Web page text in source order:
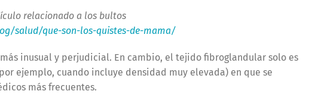
relacionado a los bultos
salud/que-son-los-quistes-de-mama/
inusual y perjudicial. En cambio, el tejido fibroglandular solo es
ejemplo, cuando incluye densidad muy elevada) en que se
más frecuentes.